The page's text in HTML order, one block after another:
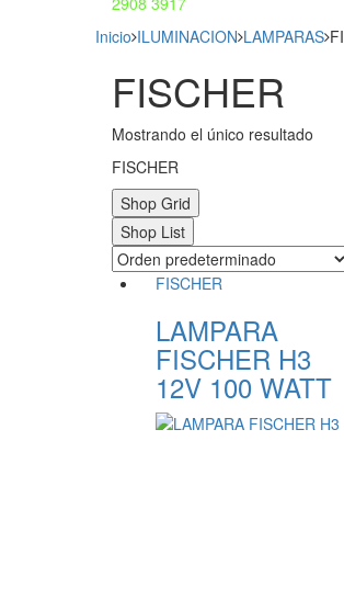
Inicio ILUMINACION LAMPARAS
FISCHER
Mostrando el único resultado
FISCHER
Shop Grid
Shop List
FISCHER
LAMPARA
FISCHER H3
12V 100 WATT